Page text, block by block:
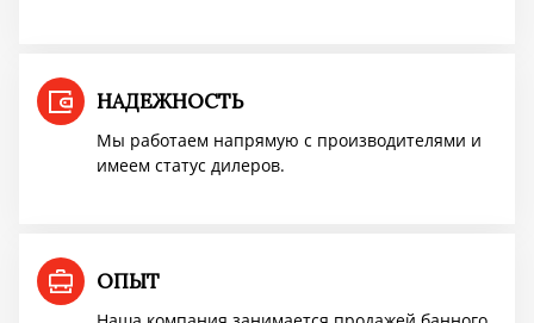
10%
Акция TMF!
НАДЕЖНОСТЬ
Мы работаем напрямую с производителями и
имеем статус дилеров.
ОПЫТ